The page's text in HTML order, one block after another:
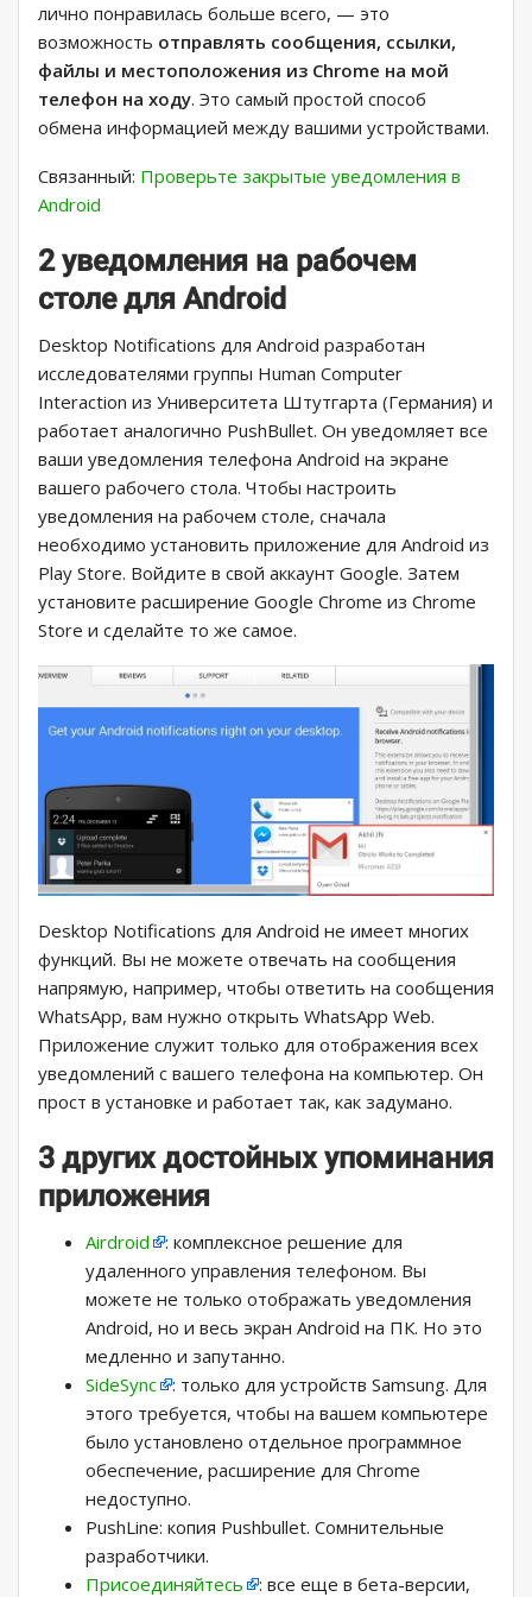
лично понравилась больше всего, — это
возможность отправлять сообщения, ссылки,
файлы и местоположения из Chrome на мой
телефон на ходу. Это самый простой способ
обмена информацией между вашими устройствами.
Связанный: Проверьте закрытые уведомления в
Android
2 уведомления на рабочем
столе для Android
Desktop Notifications для Android разработан
исследователями группы Human Computer
Interaction из Университета Штутгарта (Германия) и
работает аналогично PushBullet. Он уведомляет все
ваши уведомления телефона Android на экране
вашего рабочего стола. Чтобы настроить
уведомления на рабочем столе, сначала
необходимо установить приложение для Android из
Play Store. Войдите в свой аккаунт Google. Затем
установите расширение Google Chrome из Chrome
Store и сделайте то же самое.
Desktop Notifications для Android не имеет многих
функций. Вы не можете отвечать на сообщения
напрямую, например, чтобы ответить на сообщения
WhatsApp, вам нужно открыть WhatsApp Web.
Приложение служит только для отображения всех
уведомлений с вашего телефона на компьютер. Он
прост в установке и работает так, как задумано.
3 других достойных упоминания
приложения
Airdroid
: комплексное решение для
удаленного управления телефоном. Вы
можете не только отображать уведомления
Android, но и весь экран Android на ПК. Но это
медленно и запутанно.
SideSync
: только для устройств Samsung. Для
этого требуется, чтобы на вашем компьютере
было установлено отдельное программное
обеспечение, расширение для Chrome
недоступно.
PushLine: копия Pushbullet. Сомнительные
разработчики.
Присоединяйтесь
: все еще в бета-версии,